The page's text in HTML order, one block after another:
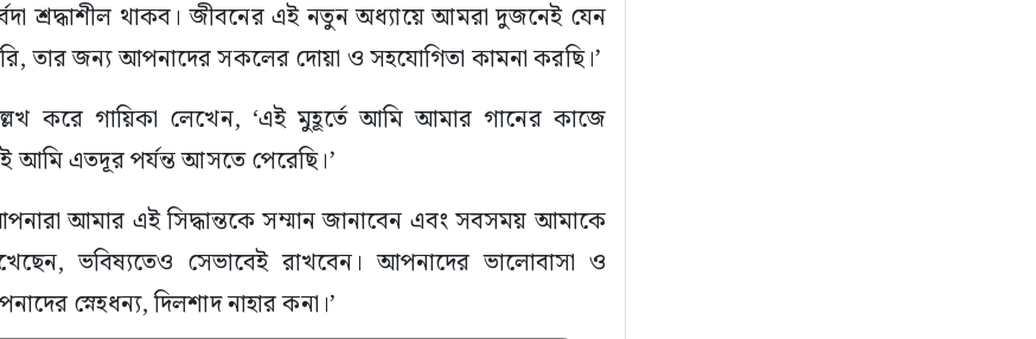
শ্রদ্ধাশীল থাকব। জীবনের এই নতুন অধ্যায়ে আমরা দুজনেই যেন
তার জন্য আপনাদের সকলের দোয়া ও সহযোগিতা কামনা করছি।’
করে গায়িকা লেখেন, ‘এই মুহূর্তে আমি আমার গানের কাজে
আমি এতদূর পর্যন্ত আসতে পেরেছি।’
আমার এই সিদ্ধান্তকে সম্মান জানাবেন এবং সবসময় আমাকে
ভবিষ্যতেও সেভাবেই রাখবেন। আপনাদের ভালোবাসা ও
স্নেহধন্য, দিলশাদ নাহার কনা।’